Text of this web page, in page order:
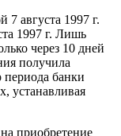
7 августа 1997 г.
1997 г. Лишь
через 10 дней
получила
периода банки
устанавливая
приобретение